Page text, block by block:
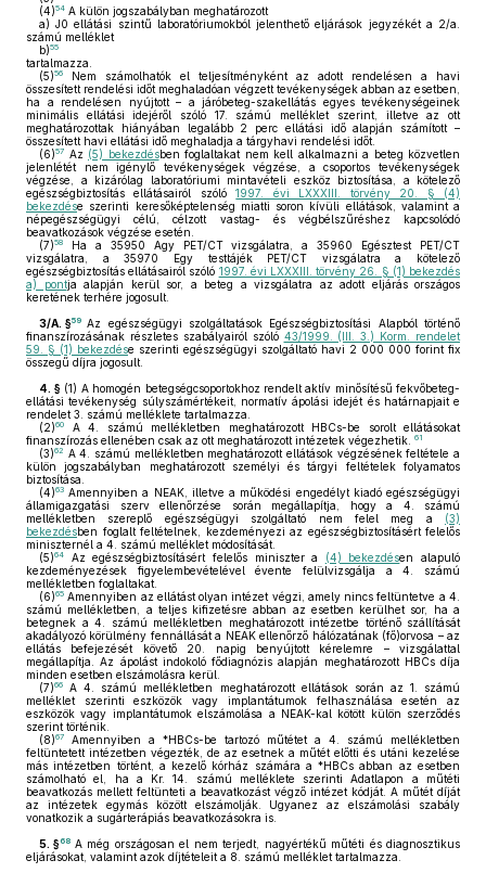
(4)54 A külön jogszabályban meghatározott
a) J0 ellátási szintű laboratóriumokból jelenthető eljárások jegyzékét a 2/a.
számú melléklet
b)55
tartalmazza.
(5)56
Nem számolhatók el teljesítményként az adott rendelésen a havi
összesített rendelési időt meghaladóan végzett tevékenységek abban az esetben,
ha a rendelésen nyújtott – a járóbeteg-szakellátás egyes tevékenységeinek
minimális ellátási idejéről szóló 17. számú melléklet szerint, illetve az ott
meghatározottak hiányában legalább 2 perc ellátási idő alapján számított –
összesített havi ellátási idő meghaladja a tárgyhavi rendelési időt.
(6)57 Az (5) bekezdésben foglaltakat nem kell alkalmazni a beteg közvetlen
jelenlétét nem igénylő tevékenységek végzése, a csoportos tevékenységek
végzése, a kizárólag laboratóriumi mintavételi eszköz biztosítása, a kötelező
egészségbiztosítás ellátásairól szóló1997. évi LXXXIII. törvény 20. § (4)
bekezdése szerinti keresőképtelenség miatti soron kívüli ellátások, valamint a
népegészségügyi célú, célzott vastag- és végbélszűréshez kapcsolódó
beavatkozások végzése esetén.
(7)58
Ha a 35950 Agy PET/CT vizsgálatra, a 35960 Egésztest PET/CT
vizsgálatra, a 35970 Egy testtájék PET/CT vizsgálatra a kötelező
egészségbiztosítás ellátásairól szóló 1997. évi LXXXIII. törvény 26. § (1) bekezdés
a) pontja alapján kerül sor, a beteg a vizsgálatra az adott eljárás országos
keretének terhére jogosult.
3/A. §59 Az egészségügyi szolgáltatások Egészségbiztosítási Alapból történő
finanszírozásának részletes szabályairól szóló 43/1999. (III. 3.) Korm. rendelet
59. § (1) bekezdése szerinti egészségügyi szolgáltató havi 2 000 000 forint fix
összegű díjra jogosult.
4. § (1) A homogén betegségcsoportokhoz rendelt aktív minősítésű fekvőbeteg-
ellátási tevékenység súlyszámértékeit, normatív ápolási idejét és határnapjait e
rendelet 3. számú melléklete tartalmazza.
(2)60
A 4. számú mellékletben meghatározott HBCs-be sorolt ellátásokat
finanszírozás ellenében csak az ott meghatározott intézetek végezhetik.
61
(3)62 A 4. számú mellékletben meghatározott ellátások végzésének feltétele a
külön jogszabályban meghatározott személyi és tárgyi feltételek folyamatos
biztosítása.
(4)63 Amennyiben a NEAK, illetve a működési engedélyt kiadó egészségügyi
államigazgatási szerv ellenőrzése során megállapítja, hogy a 4. számú
mellékletben szereplő egészségügyi szolgáltató nem felel meg a (3)
bekezdésben foglalt feltételnek, kezdeményezi az egészségbiztosításért felelős
miniszternél a 4. számú melléklet módosítását.
(5)64 Az egészségbiztosításért felelős miniszter a (4) bekezdésen alapuló
kezdeményezések figyelembevételével évente felülvizsgálja a 4. számú
mellékletben foglaltakat.
(6)65 Amennyiben az ellátást olyan intézet végzi, amely nincs feltüntetve a 4.
számú mellékletben, a teljes kifizetésre abban az esetben kerülhet sor, ha a
betegnek a 4. számú mellékletben meghatározott intézetbe történő szállítását
akadályozó körülmény fennállását a NEAK ellenőrző hálózatának (fő)orvosa – az
ellátás befejezését követő 20. napig benyújtott kérelemre – vizsgálattal
megállapítja. Az ápolást indokoló fődiagnózis alapján meghatározott HBCs díja
minden esetben elszámolásra kerül.
(7)66
A 4. számú mellékletben meghatározott ellátások során az 1. számú
melléklet szerinti eszközök vagy implantátumok felhasználása esetén az
eszközök vagy implantátumok elszámolása a NEAK-kal kötött külön szerződés
szerint történik.
(8)67
Amennyiben a *HBCs-be tartozó műtétet a 4. számú mellékletben
feltüntetett intézetben végezték, de az esetnek a műtét előtti és utáni kezelése
más intézetben történt, a kezelő kórház számára a *HBCs abban az esetben
számolható el, ha a Kr. 14. számú melléklete szerinti Adatlapon a műtéti
beavatkozás mellett feltünteti a beavatkozást végző intézet kódját. A műtét díját
az intézetek egymás között elszámolják. Ugyanez az elszámolási szabály
vonatkozik a sugárterápiás beavatkozásokra is.
5. §68 A még országosan el nem terjedt, nagyértékű műtéti és diagnosztikus
eljárásokat, valamint azok díjtételeit a 8. számú melléklet tartalmazza.